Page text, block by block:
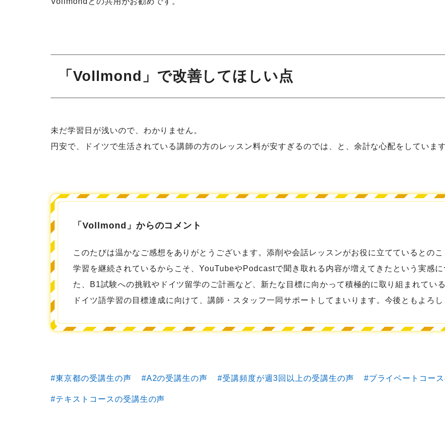
「Vollmond」で改善してほしい点
未だ学習日が浅いので、わかりません。
円安で、ドイツで生活されている講師の方のレッスン料が安すぎるのでは、と、余計な心配をしていま
「Vollmond」からのコメント
このたびは温かなご感想をありがとうございます。添削や会話レッスンがお役に立てているとの
学習を継続されているからこそ、YouTubeやPodcastで聞き取れる内容が増えてきたという実感
た、B1試験への挑戦やドイツ留学のご計画など、新たな目標に向かって積極的に取り組まれてい
ドイツ語学習の目標達成に向けて、講師・スタッフ一同サポートしてまいります。今後ともよろ
東京都の受講生の声 A2の受講生の声 受講頻度が週3回以上の受講生の声 プライベートコー
テキストコースの受講生の声